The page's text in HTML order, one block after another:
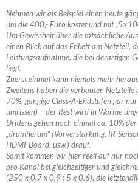
Nehmen wir als Beispiel einen heute
um die 400,- Euro kostet und mit
Um Gewissheit über die tatsächliche
einen Blick auf das Etikett am Netzteil,
Leistungsaufnahme, die bei derartigen
liegt.
Zuerst einmal kann niemals mehr
Zweitens haben die verbauten
70%, gängige Class-A-Endstufen gar
umrissen) – der Rest wird in Wärme
Drittens gehen noch einmal ca. 10%
„drumherum“ (Vorverstärkung, IR-
HDMI-Board, usw.) drauf.
Somit kommen wir hier reell auf nur
pro Kanal bei gleichzeitiger und
(250 x 0,7 x 0,9 : 5 x 0,6), die